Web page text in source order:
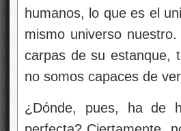
humanos, lo que es el
mismo universo
carpas de su estanque,
no somos capaces de
¿Dónde, pues, ha de